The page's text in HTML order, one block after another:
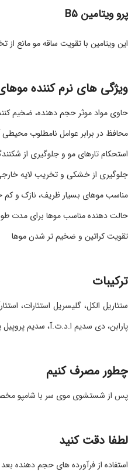
پرو ویتامین B۵
این ویتامین با تقویت ساقه مو
ویژگی های نرم کننده
حاوی مواد موثر حجم دهنده، ضخیم
محافظ در برابر عوامل نامطلوب
استحکام تارهای مو و جلوگیری از
جلوگیری از خشکی و تخریب لایه
مناسب موهای بسیار ظریف، نازک و
حالت دهنده مناسب موها برای مدت
تقویت کراتین و ضخیم تر شدن موها
ترکیبات
پارابن، دی سدیم ا.د.ت.آ، سدیم پروپیل پارابن، پی ای جی ۴۰- هیدروژنیتد کاستر اویل، عصاره بومادران، اتیل
چطور مصرف کنیم
پس از شستشوی موی سر با شامپو مخصوص
لطفا دقت کنید
استفاده از فرآورده های حجم دهنده